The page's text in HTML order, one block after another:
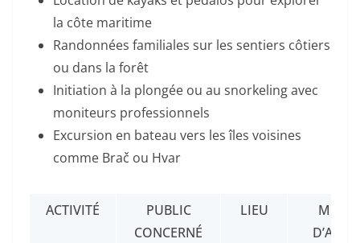
la côte maritime
Randonnées familiales sur les sentiers côtiers
ou dans la forêt
Initiation à la plongée ou au snorkeling avec
moniteurs professionnels
Excursion en bateau vers les îles voisines
comme Brač ou Hvar
ACTIVITÉ
PUBLIC
CONCERNÉ
LIEU
MODE